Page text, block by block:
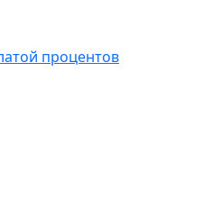
процентов